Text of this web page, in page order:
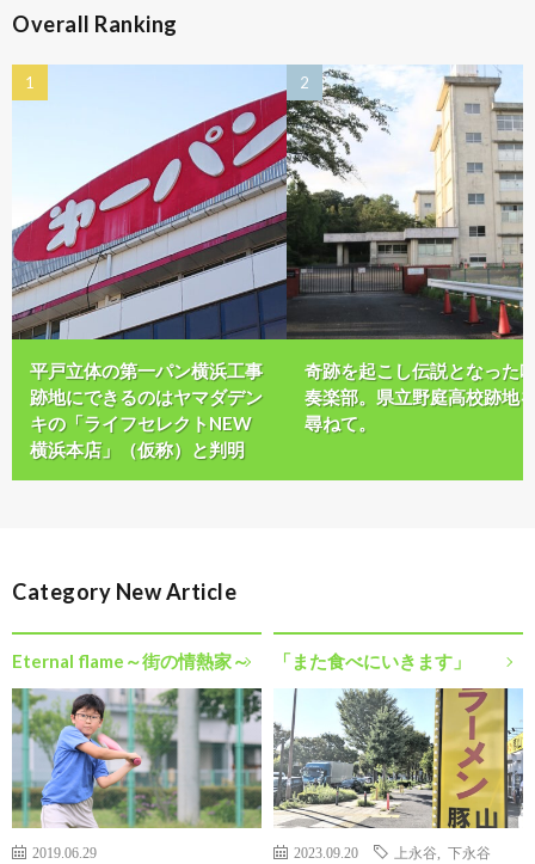
Overall Ranking
平戸立体の第一パン横浜工事
跡地にできるのはヤマダデン
キの「ライフセレクトNEW
横浜本店」（仮称）と判明
奇跡を起こし伝説となった
奏楽部。県立野庭高校跡地
尋ねて。
Category New Article
Eternal flame～街の情熱家～
2019.06.29
「また食べにいきます」
2023.09.20 上永谷 下永谷